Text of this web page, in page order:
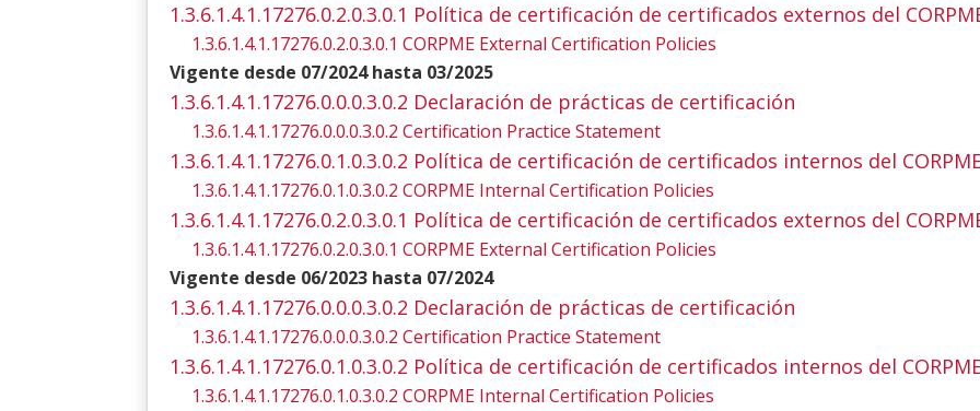
1.3.6.1.4.1.17276.0.2.0.3.0.1 Política de certificación de certificados externos del
1.3.6.1.4.1.17276.0.2.0.3.0.1 CORPME External Certification Policies
Vigente desde 07/2024 hasta 03/2025
1.3.6.1.4.1.17276.0.0.0.3.0.2 Declaración de prácticas de certificación
1.3.6.1.4.1.17276.0.0.0.3.0.2 Certification Practice Statement
1.3.6.1.4.1.17276.0.1.0.3.0.2 Política de certificación de certificados internos del
1.3.6.1.4.1.17276.0.1.0.3.0.2 CORPME Internal Certification Policies
1.3.6.1.4.1.17276.0.2.0.3.0.1 Política de certificación de certificados externos del
1.3.6.1.4.1.17276.0.2.0.3.0.1 CORPME External Certification Policies
Vigente desde 06/2023 hasta 07/2024
1.3.6.1.4.1.17276.0.0.0.3.0.2 Declaración de prácticas de certificación
1.3.6.1.4.1.17276.0.0.0.3.0.2 Certification Practice Statement
1.3.6.1.4.1.17276.0.1.0.3.0.2 Política de certificación de certificados internos del
1.3.6.1.4.1.17276.0.1.0.3.0.2 CORPME Internal Certification Policies